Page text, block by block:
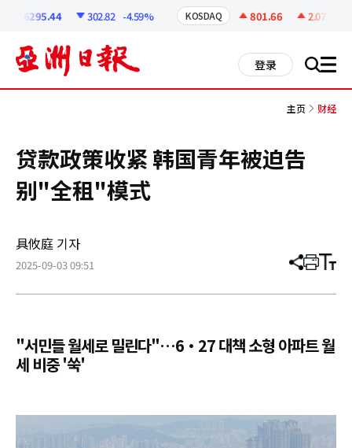
6295.44 302.82 -4.59% KOSDAQ 801.66 2.07
登录 搜 all
主页 财经
贷款政策收紧 韩国青年被迫告
别"全租"模式
具攸庭 기자
2025-09-03 09:51 分
章
打 调
小
"서민들 월세로 밀린다"…6·27 대책 소형 아파트 월
세 비중 '쑥'